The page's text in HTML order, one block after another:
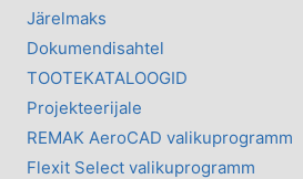
Järelmaks
Dokumendisahtel
TOOTEKATALOOGID
Projekteerijale
REMAK AeroCAD valikuprogramm
Flexit Select valikuprogramm